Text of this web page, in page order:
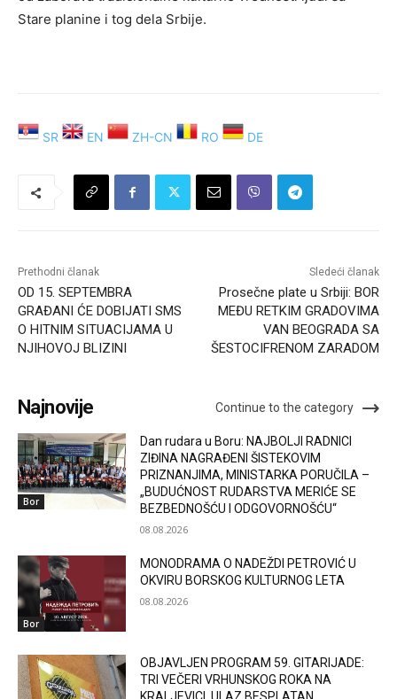
Stare planine i tog dela Srbije.
SR EN ZH-CN RO DE
Prethodni članak
OD 15. SEPTEMBRA
GRAĐANI ĆE DOBIJATI SMS
O HITNIM SITUACIJAMA U
NJIHOVOJ BLIZINI
Sledeći članak
Prosečne plate u Srbiji: BOR
MEĐU RETKIM GRADOVIMA
VAN BEOGRADA SA
ŠESTOCIFRENOM ZARADOM
Najnovije Continue to the category
Bor
Dan rudara u Boru: NAJBOLJI RADNICI
ZIĐINA NAGRAĐENI ŠISTEKOVIM
PRIZNANJIMA, MINISTARKA PORUČILA –
„BUDUĆNOST RUDARSTVA MERIĆE SE
BEZBEDNOŠĆU I ODGOVORNOŠĆU“
08.08.2026
Bor
MONODRAMA O NADEŽDI PETROVIĆ U
OKVIRU BORSKOG KULTURNOG LETA
08.08.2026
OBJAVLJEN PROGRAM 59. GITARIJADE:
TRI VEČERI VRHUNSKOG ROKA NA